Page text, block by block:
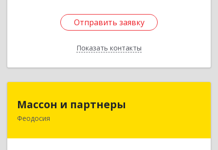
Отправить заявку
Показать контакты
Отправить заявку
Назад
Массон и партнеры
Феодосия
298112, Крым Респ, Феодосия г, Крымская ул,